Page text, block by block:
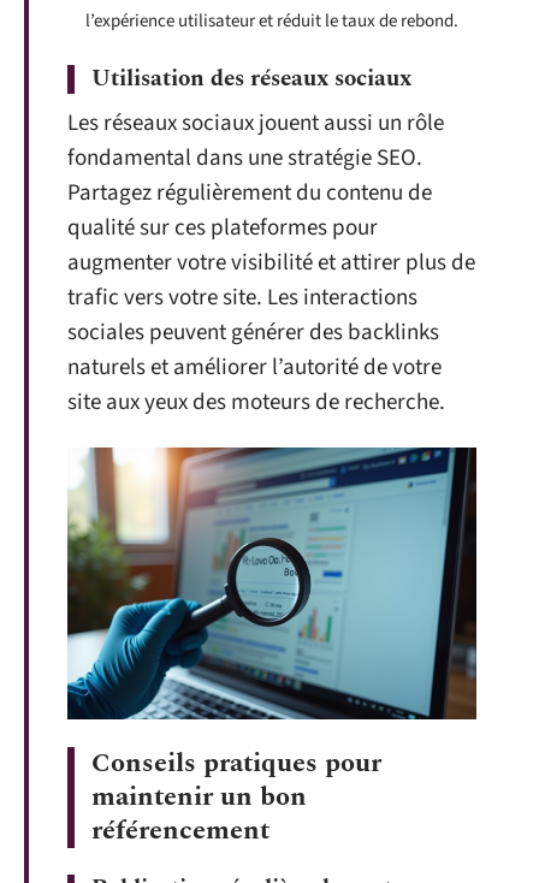
l’expérience utilisateur et réduit le taux de rebond.
Utilisation des réseaux sociaux
Les réseaux sociaux jouent aussi un rôle
fondamental dans une stratégie SEO.
Partagez régulièrement du contenu de
qualité sur ces plateformes pour
augmenter votre visibilité et attirer plus de
trafic vers votre site. Les interactions
sociales peuvent générer des backlinks
naturels et améliorer l’autorité de votre
site aux yeux des moteurs de recherche.
Conseils pratiques pour
maintenir un bon
référencement